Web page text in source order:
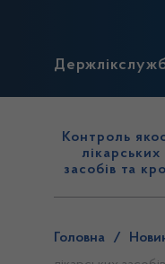
Контроль
лікарських
засобів та
Головна /